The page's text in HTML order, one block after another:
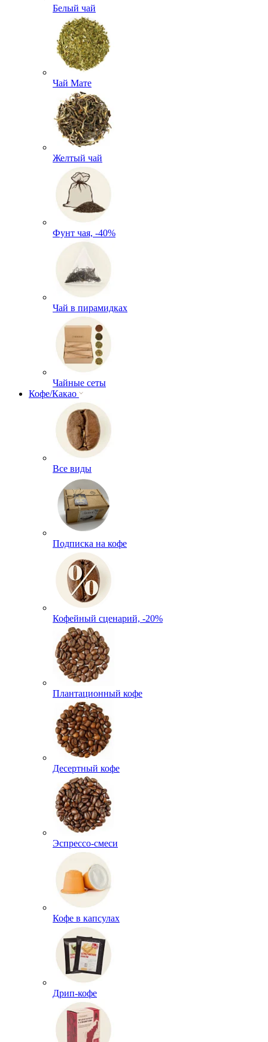
Белый чай
Чай Мате
Желтый чай
Фунт чая, -40%
Чай в пирамидках
Чайные сеты
Кофе/Какао
Все виды
Подписка на кофе
Кофейный сценарий, -20%
Плантационный кофе
Десертный кофе
Эспрессо-смеси
Кофе в капсулах
Дрип-кофе